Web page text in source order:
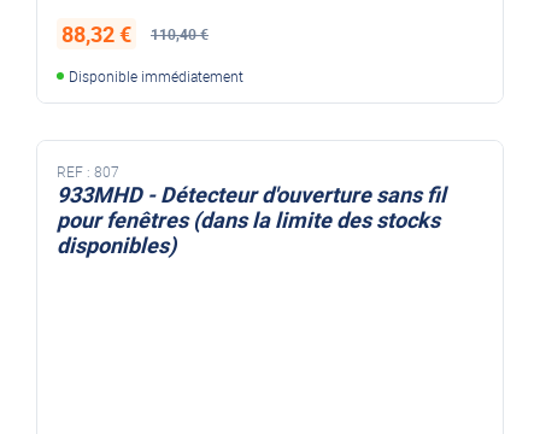
110,40 €
88,32 €
Disponible immédiatement
REF : 807
933MHD - Détecteur d'ouverture sans fil
pour fenêtres (dans la limite des stocks
disponibles)